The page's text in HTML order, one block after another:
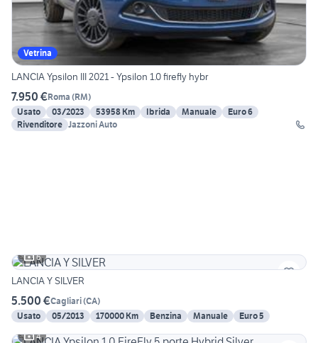
Vetrina
LANCIA Ypsilon III 2021 - Ypsilon 1.0 firefly hybr
7.950 €Roma (RM)
Usato
03/2023 53958 Km Ibrida Manuale
Euro 6
Rivenditore Jazzoni Auto
6
LANCIA Y SILVER
5.500 €Cagliari(CA)
Usato
05/2013 170000 Km Benzina Manuale
Euro 5
4